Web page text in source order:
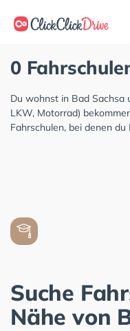
0
Du wohnst in Bad Sachsa
LKW, Motorrad)
Fahrschulen, bei denen
Suche
Nähe von